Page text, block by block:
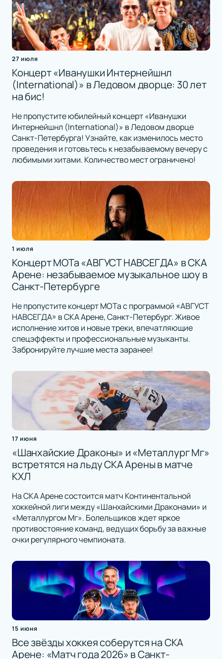
27 июля
Концерт «Иванушки Интернейшнл
(International)» в Ледовом дворце: 30 лет
на бис!
Не пропустите юбилейный концерт «Иванушки
Интернейшнл (International)» в Ледовом дворце
Санкт-Петербурга! Узнайте, как изменилось место
проведения и готовьтесь к незабываемому вечеру с
любимыми хитами. Количество мест ограничено!
1 июля
Концерт МОТа «АВГУСТ НАВСЕГДА» в СКА
Арене: незабываемое музыкальное шоу в
Санкт-Петербурге
Не пропустите концерт МОТа с программой «АВГУСТ
НАВСЕГДА» в СКА Арене, Санкт-Петербург. Живое
исполнение хитов и новые треки, впечатляющие
спецэффекты и профессиональные музыканты.
Забронируйте лучшие места заранее!
17 июня
«Шанхайские Драконы» и «Металлург Мг»
встретятся на льду СКА Арены в матче
КХЛ
На СКА Арене состоится матч Континентальной
хоккейной лиги между «Шанхайскими Драконами» и
«Металлургом Мг». Болельщиков ждет яркое
противостояние команд, ведущих борьбу за важные
очки регулярного чемпионата.
15 июня
Все звёзды хоккея соберутся на СКА
Арене: «Матч года 2026» в Санкт-